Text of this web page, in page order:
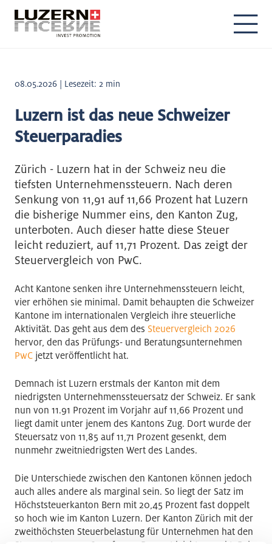
08.05.2026 | Lesezeit: 2 min
Luzern ist das neue Schweizer
Steuerparadies
Zürich - Luzern hat in der Schweiz neu die
tiefsten Unternehmenssteuern. Nach deren
Senkung von 11,91 auf 11,66 Prozent hat Luzern
die bisherige Nummer eins, den Kanton Zug,
unterboten. Auch dieser hatte diese Steuer
leicht reduziert, auf 11,71 Prozent. Das zeigt der
Steuervergleich von PwC.
Acht Kantone senken ihre Unternehmenssteuern leicht,
vier erhöhen sie minimal. Damit behaupten die Schweizer
Kantone im internationalen Vergleich ihre steuerliche
Aktivität. Das geht aus dem des Steuervergleich 2026
hervor, den das Prüfungs- und Beratungsunternehmen
PwC jetzt veröffentlicht hat.
Demnach ist Luzern erstmals der Kanton mit dem
niedrigsten Unternehmenssteuersatz der Schweiz. Er sank
nun von 11.91 Prozent im Vorjahr auf 11,66 Prozent und
liegt damit unter jenem des Kantons Zug. Dort wurde der
Steuersatz von 11,85 auf 11,71 Prozent gesenkt, dem
nunmehr zweitniedrigsten Wert des Landes.
Die Unterschiede zwischen den Kantonen können jedoch
auch alles andere als marginal sein. So liegt der Satz im
Höchststeuerkanton Bern mit 20,45 Prozent fast doppelt
so hoch wie im Kanton Luzern. Der Kanton Zürich mit der
zweithöchsten Steuerbelastung für Unternehmen hat den